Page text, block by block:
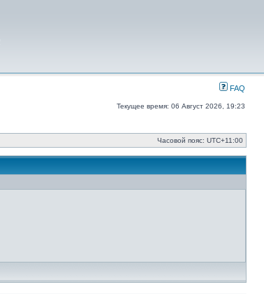
FAQ
Текущее время: 06 Август 2026, 19:23
Часовой пояс: UTC+11:00